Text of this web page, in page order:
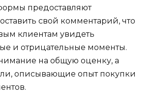
предоставляют
свой комментарий, что
клиентам увидеть
и отрицательные моменты.
на общую оценку, а
описывающие опыт покупки